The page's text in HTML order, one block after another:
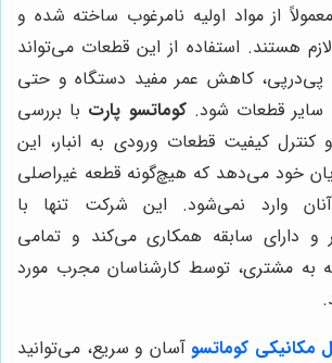
از مواد اولیه نامرغوب ساخته شده و
هستند. استفاده از این قطعات می‌تواند
پی‌درپی، کاهش عمر مفید دستگاه و حتی
قطعات شود.کوماتسو پارت با بررسی
کنترل کیفیت قطعات ورودی به انبار، این
خود می‌دهد که هیچ‌گونه قطعه غیراصلی
وارد نمی‌شود. این شرکت تنها با
و دارای سابقه همکاری می‌کند و تمامی
به مشتری، توسط کارشناسان مجرب مورد
مکانیکی کوماتسوآسان و سریع، می‌توانید